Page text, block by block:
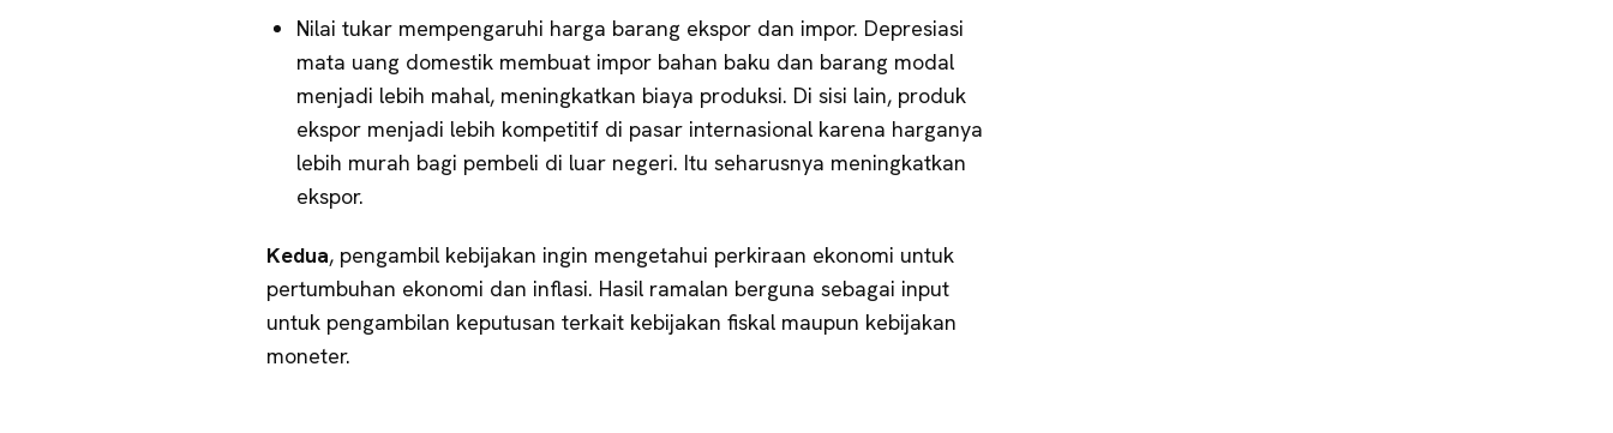
Nilai tukar mempengaruhi harga barang ekspor dan impor. Depresiasi
mata uang domestik membuat impor bahan baku dan barang modal
menjadi lebih mahal, meningkatkan biaya produksi. Di sisi lain, produk
ekspor menjadi lebih kompetitif di pasar internasional karena harganya
lebih murah bagi pembeli di luar negeri. Itu seharusnya meningkatkan
ekspor.
Kedua, pengambil kebijakan ingin mengetahui perkiraan ekonomi untuk
pertumbuhan ekonomi dan inflasi. Hasil ramalan berguna sebagai input
untuk pengambilan keputusan terkait kebijakan fiskal maupun kebijakan
moneter.